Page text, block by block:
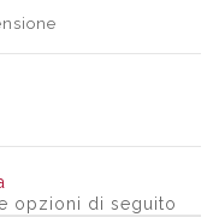
opzioni di seguito